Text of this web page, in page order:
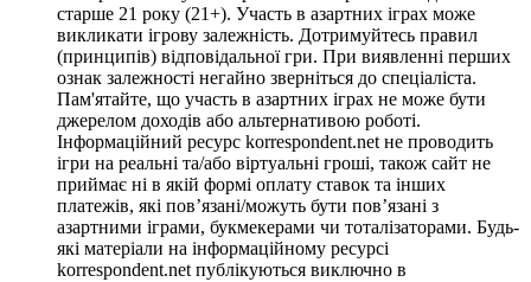
старше 21 року (21+). Участь в азартних іграх може
викликати ігрову залежність. Дотримуйтесь правил
(принципів) відповідальної гри. При виявленні перших
ознак залежності негайно зверніться до спеціаліста.
Пам'ятайте, що участь в азартних іграх не може бути
джерелом доходів або альтернативою роботі.
Інформаційний ресурс korrespondent.net не проводить
ігри на реальні та/або віртуальні гроші, також сайт не
приймає ні в якій формі оплату ставок та інших
платежів, які пов’язані/можуть бути пов’язані з
азартними іграми, букмекерами чи тоталізаторами. Будь-
які матеріали на інформаційному ресурсі
korrespondent.net публікуються виключно в